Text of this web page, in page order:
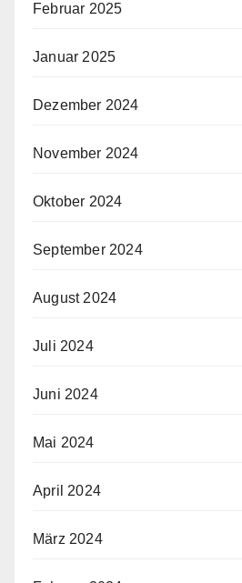
Februar 2025
Januar 2025
Dezember 2024
November 2024
Oktober 2024
September 2024
August 2024
Juli 2024
Juni 2024
Mai 2024
April 2024
März 2024